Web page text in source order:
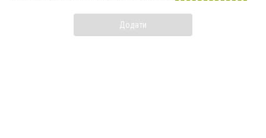
Додати